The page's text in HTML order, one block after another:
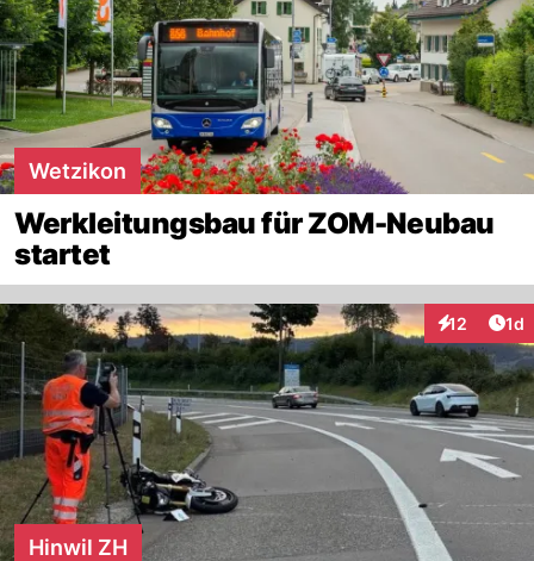
Wetzikon
Werkleitungsbau für ZOM-Neubau
startet
12 1d
Hinwil ZH